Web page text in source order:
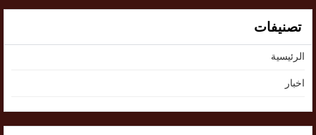
تصنيفات
الرئيسية
اخبار